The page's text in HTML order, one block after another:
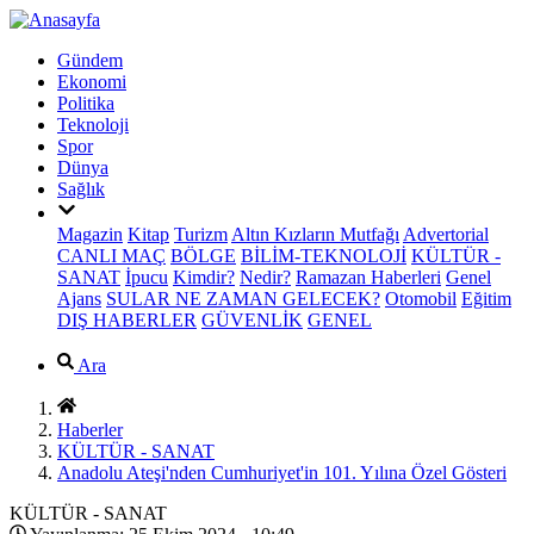
Gündem
Ekonomi
Politika
Teknoloji
Spor
Dünya
Sağlık
Magazin Kitap Turizm Altın Kızların Mutfağı Advertorial
CANLI MAÇ BÖLGE BİLİM-TEKNOLOJİ KÜLTÜR -
SANAT İpucu Kimdir? Nedir? Ramazan Haberleri Genel
Ajans SULAR NE ZAMAN GELECEK? Otomobil Eğitim
DIŞ HABERLER GÜVENLİK GENEL
Ara
Haberler
KÜLTÜR - SANAT
Anadolu Ateşi'nden Cumhuriyet'in 101. Yılına Özel Gösteri
KÜLTÜR - SANAT